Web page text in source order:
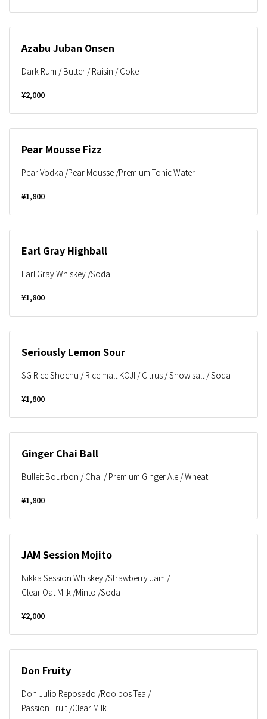
Azabu Juban Onsen
Dark Rum / Butter / Raisin / Coke
¥2,000
Pear Mousse Fizz
Pear Vodka /Pear Mousse /Premium Tonic Water
¥1,800
Earl Gray Highball
Earl Gray Whiskey /Soda
¥1,800
Seriously Lemon Sour
SG Rice Shochu / Rice malt KOJI / Citrus / Snow salt / Soda
¥1,800
Ginger Chai Ball
Bulleit Bourbon / Chai / Premium Ginger Ale / Wheat
¥1,800
JAM Session Mojito
Nikka Session Whiskey /Strawberry Jam /
Clear Oat Milk /Minto /Soda
¥2,000
Don Fruity
Don Julio Reposado /Rooibos Tea /
Passion Fruit /Clear Milk